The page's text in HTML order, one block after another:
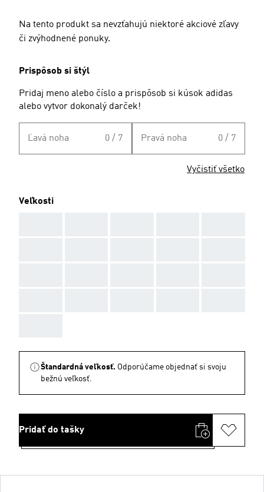
Na tento produkt sa nevzťahujú niektoré akciové zľavy
či zvýhodnené ponuky.
Prispôsob si štýl
Pridaj meno alebo číslo a prispôsob si kúsok adidas
alebo vytvor dokonalý darček!
Ľavá noha 0 / 7 Pravá noha 0 / 7
Vyčistiť všetko
Veľkosti
Štandardná veľkosť. Odporúčame objednať si svoju
bežnú veľkosť.
Pridať do tašky